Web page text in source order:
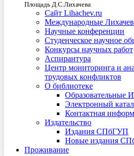
Площадь Д.С.Лихачева
Сайт Lihachev.ru
Международные
Научные конференции
Студенческое научное
Конкурсы научных работ
Аспирантура
Центр мониторинга и
трудовых конфликтов
О библиотеке
Образовательные
Электронный
Контактная
Издательство
Издания СПбГУП
Новые издания
Проживание